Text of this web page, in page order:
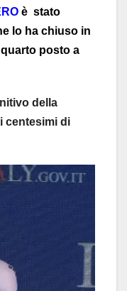
è stato
lo ha chiuso in
posto a
della
centesimi di